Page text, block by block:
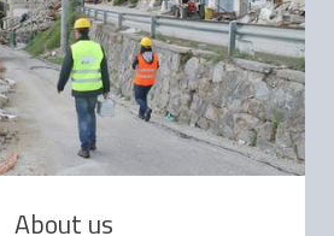
About us